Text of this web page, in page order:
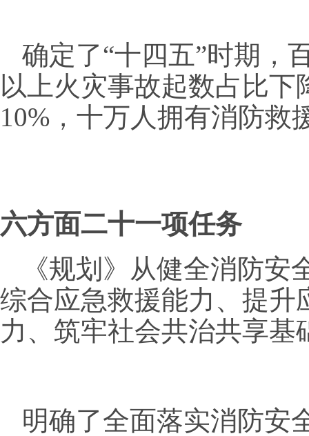
确定了“十四五”时期，
以上火灾事故起数占比
10%，十万人拥有消防救
六方面二十一项任务
《规划》从健全消防
综合应急救援能力、提升
力、筑牢社会共治共享基
明确了全面落实消防安